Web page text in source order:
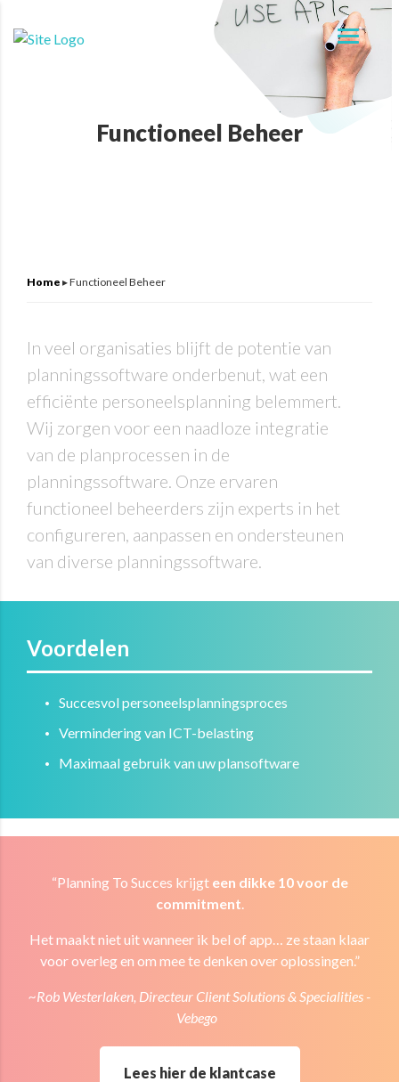
Functioneel Beheer
Home ▸Functioneel Beheer
In veel organisaties blijft de potentie van
planningssoftware onderbenut, wat een
efficiënte personeelsplanning belemmert.
Wij zorgen voor een naadloze integratie
van de planprocessen in de
planningssoftware. Onze ervaren
functioneel beheerders zijn experts in het
configureren, aanpassen en ondersteunen
van diverse planningssoftware.
Voordelen
Succesvol personeelsplanningsproces
Vermindering van ICT-belasting
Maximaal gebruik van uw plansoftware
“Planning To Succes krijgt een dikke 10 voor de
commitment.
Het maakt niet uit wanneer ik bel of app… ze staan klaar
voor overleg en om mee te denken over oplossingen.”
~Rob Westerlaken, Directeur Client Solutions & Specialities -
Vebego
Lees hier de klantcase